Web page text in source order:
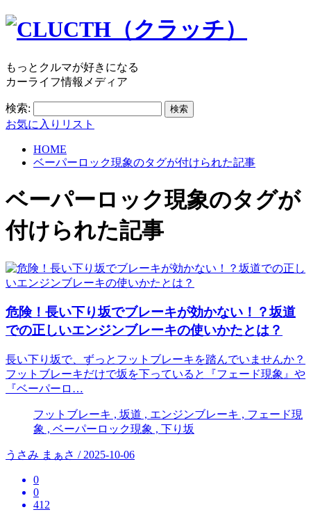
もっとクルマが好きになる
カーライフ情報メディア
検索:
お気に入りリスト
HOME
ベーパーロック現象のタグが付けられた記事
ベーパーロック現象のタグが
付けられた記事
危険！長い下り坂でブレーキが効かない！？坂道
での正しいエンジンブレーキの使いかたとは？
長い下り坂で、ずっとフットブレーキを踏んでいませんか？
フットブレーキだけで坂を下っていると『フェード現象』や
『ベーパーロ…
フットブレーキ , 坂道 , エンジンブレーキ , フェード現
象 , ベーパーロック現象 , 下り坂
うさみ まぁさ / 2025-10-06
0
0
412